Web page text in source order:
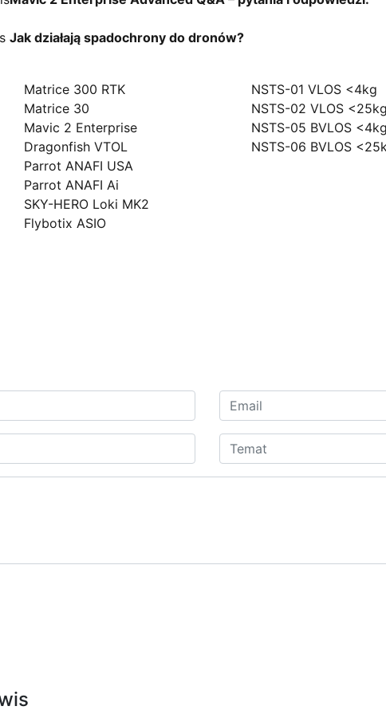
Jak działają spadochrony do dronów?
Matrice 300 RTK
Matrice 30
Mavic 2 Enterprise
Dragonfish VTOL
Parrot ANAFI USA
Parrot ANAFI Ai
SKY-HERO Loki MK2
Flybotix ASIO
NSTS-01 VLOS <4kg
NSTS-02 VLOS <25kg
NSTS-05 BVLOS <4kg
NSTS-06 BVLOS